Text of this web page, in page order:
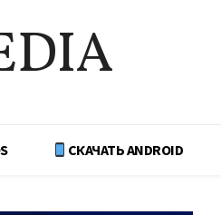
СКАЧАТЬ ANDROID